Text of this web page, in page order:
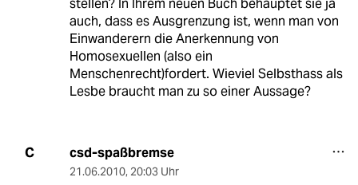
stellen? In Ihrem neuen Buch behauptet sie ja
auch, dass es Ausgrenzung ist, wenn man von
Einwanderern die Anerkennung von
Homosexuellen (also ein
Menschenrecht)fordert. Wieviel Selbsthass als
Lesbe braucht man zu so einer Aussage?
C csd-spaßbremse
21.06.2010, 20:03 Uhr